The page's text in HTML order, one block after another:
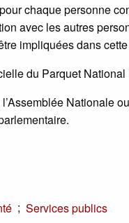
chaque personne
avec les autres
impliquées dans
du Parquet National
Nationale
; Services publics